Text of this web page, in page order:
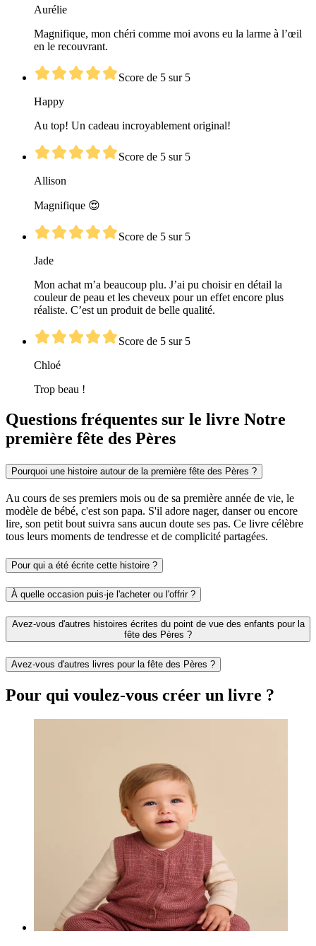
Aurélie
Magnifique, mon chéri comme moi avons eu la larme à l’œil
en le recouvrant.
Score de 5 sur 5
Happy
Au top! Un cadeau incroyablement original!
Score de 5 sur 5
Allison
Magnifique 😍
Score de 5 sur 5
Jade
Mon achat m’a beaucoup plu. J’ai pu choisir en détail la
couleur de peau et les cheveux pour un effet encore plus
réaliste. C’est un produit de belle qualité.
Score de 5 sur 5
Chloé
Trop beau !
Questions fréquentes sur le livre Notre
première fête des Pères
Pourquoi une histoire autour de la première fête des Pères ?
Au cours de ses premiers mois ou de sa première année de vie, le
modèle de bébé, c'est son papa. S'il adore nager, danser ou encore
lire, son petit bout suivra sans aucun doute ses pas. Ce livre célèbre
tous leurs moments de tendresse et de complicité partagées.
Pour qui a été écrite cette histoire ?
À quelle occasion puis-je l'acheter ou l'offrir ?
Avez-vous d'autres histoires écrites du point de vue des enfants pour la
fête des Pères ?
Avez-vous d'autres livres pour la fête des Pères ?
Pour qui voulez-vous créer un livre ?